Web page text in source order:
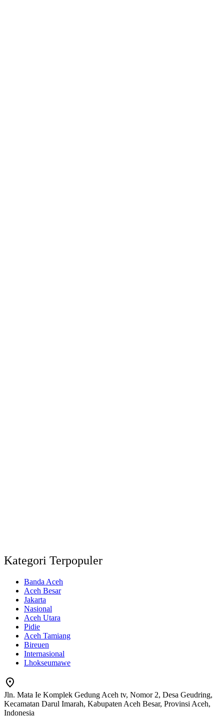
Kategori Terpopuler
Banda Aceh
Aceh Besar
Jakarta
Nasional
Aceh Utara
Pidie
Aceh Tamiang
Bireuen
Internasional
Lhokseumawe
Jln. Mata Ie Komplek Gedung Aceh tv, Nomor 2, Desa Geudring,
Kecamatan Darul Imarah, Kabupaten Aceh Besar, Provinsi Aceh,
Indonesia